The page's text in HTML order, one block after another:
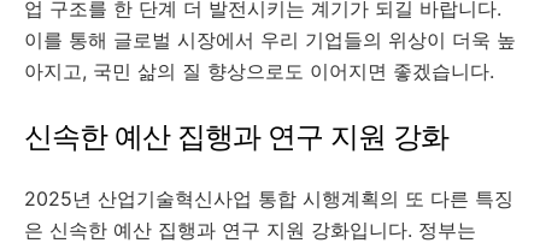
업 구조를 한 단계 더 발전시키는 계기가 되길 바랍니다.
이를 통해 글로벌 시장에서 우리 기업들의 위상이 더욱 높
아지고, 국민 삶의 질 향상으로도 이어지면 좋겠습니다.
신속한 예산 집행과 연구 지원 강화
2025년 산업기술혁신사업 통합 시행계획의 또 다른 특징
은 신속한 예산 집행과 연구 지원 강화입니다. 정부는